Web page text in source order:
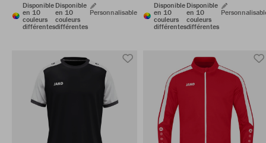
Disponible
en 10
couleurs
différentes
Disponible
en 10
couleurs
différentes
Personnalisable
Disponible
en 10
couleurs
différentes
Disponible
en 10
couleurs
différentes